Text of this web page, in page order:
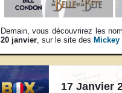
Demain, vous découvrirez les
20 janvier, sur le site des Mickey
17 Janvier